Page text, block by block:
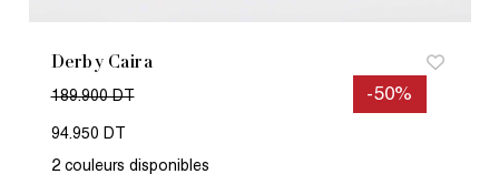
Derby Caira
-50%
189.900 DT
94.950 DT
2 couleurs disponibles